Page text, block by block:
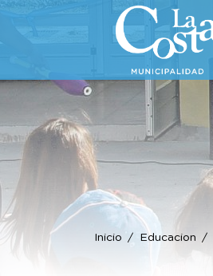
Inicio Educacion